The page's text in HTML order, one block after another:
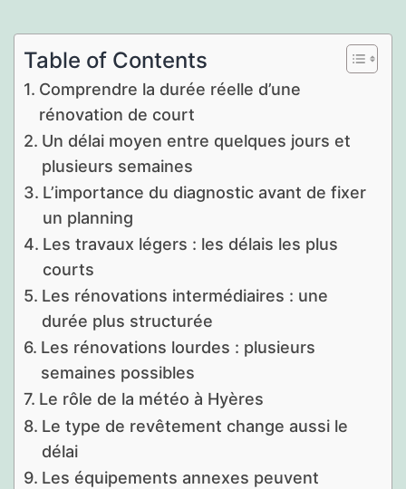
Table of Contents
Comprendre la durée réelle d’une
rénovation de court
Un délai moyen entre quelques jours et
plusieurs semaines
L’importance du diagnostic avant de fixer
un planning
Les travaux légers : les délais les plus
courts
Les rénovations intermédiaires : une
durée plus structurée
Les rénovations lourdes : plusieurs
semaines possibles
Le rôle de la météo à Hyères
Le type de revêtement change aussi le
délai
Les équipements annexes peuvent